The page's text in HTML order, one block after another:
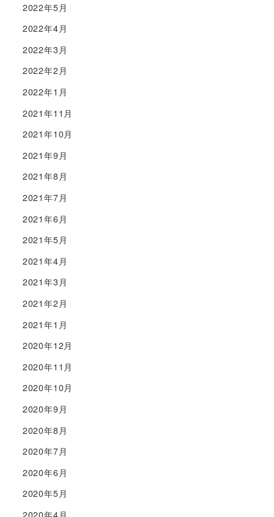
2022年5月
2022年4月
2022年3月
2022年2月
2022年1月
2021年11月
2021年10月
2021年9月
2021年8月
2021年7月
2021年6月
2021年5月
2021年4月
2021年3月
2021年2月
2021年1月
2020年12月
2020年11月
2020年10月
2020年9月
2020年8月
2020年7月
2020年6月
2020年5月
2020年4月